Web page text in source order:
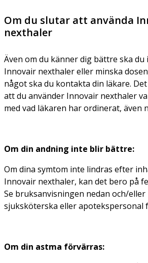
Om du slutar att använda
nexthaler
Även om du känner dig bättre ska du
Innovair nexthaler eller minska
något ska du kontakta din läkare.
att du använder Innovair nexthaler
med vad läkaren har ordinerat, även
Om din andning inte blir bättre:
Om dina symtom inte lindras efter
Innovair nexthaler, kan det bero på
Se bruksanvisningen nedan och/
sjuksköterska eller apotekspersonal
Om din astma förvärras: